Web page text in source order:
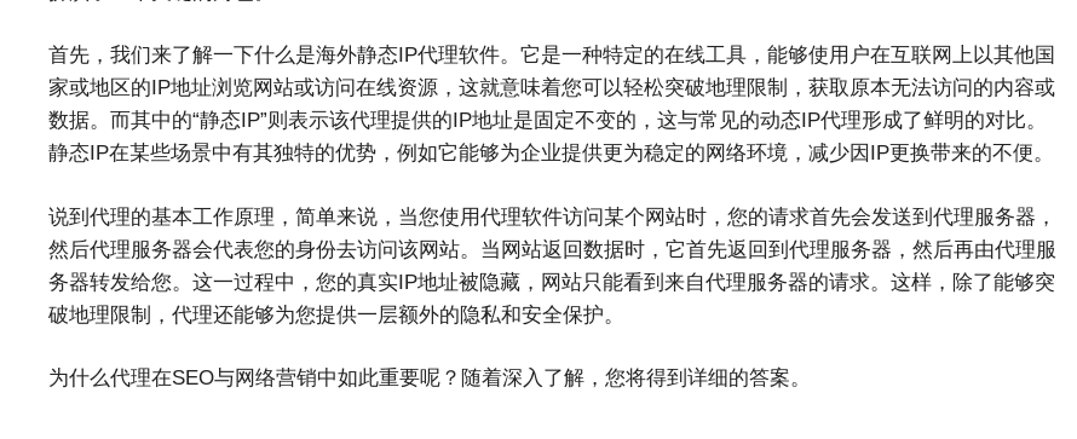
首先，我们来了解一下什么是海外静态IP代理软件。它是一种特定的在线工具，能够使用户在互联网上以其他国
家或地区的IP地址浏览网站或访问在线资源，这就意味着您可以轻松突破地理限制，获取原本无法访问的内容或
数据。而其中的“静态IP”则表示该代理提供的IP地址是固定不变的，这与常见的动态IP代理形成了鲜明的对比。
静态IP在某些场景中有其独特的优势，例如它能够为企业提供更为稳定的网络环境，减少因IP更换带来的不便。
说到代理的基本工作原理，简单来说，当您使用代理软件访问某个网站时，您的请求首先会发送到代理服务器，
然后代理服务器会代表您的身份去访问该网站。当网站返回数据时，它首先返回到代理服务器，然后再由代理服
务器转发给您。这一过程中，您的真实IP地址被隐藏，网站只能看到来自代理服务器的请求。这样，除了能够突
破地理限制，代理还能够为您提供一层额外的隐私和安全保护。
为什么代理在SEO与网络营销中如此重要呢？随着深入了解，您将得到详细的答案。